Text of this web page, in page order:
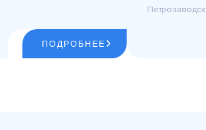
ПОДРОБНЕЕ
Петрозаводск